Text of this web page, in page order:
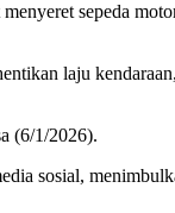
sepeda
laju
(6/1/2026).
sosial,